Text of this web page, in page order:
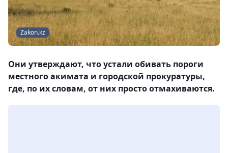
Zakon.kz
Они утверждают, что устали обивать пороги
местного акимата и городской прокуратуры,
где, по их словам, от них просто отмахиваются.